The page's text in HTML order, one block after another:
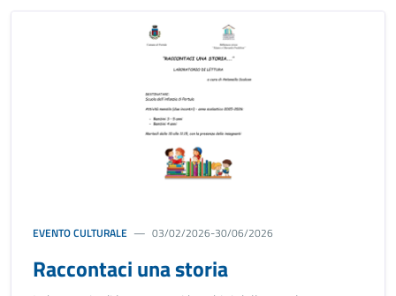
EVENTO CULTURALE 03/02/2026-30/06/2026
Raccontaci una storia